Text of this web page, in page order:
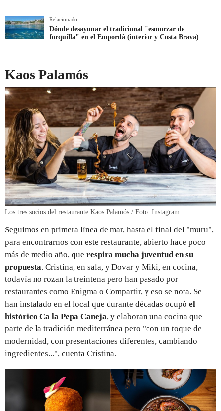
Relacionado
Dónde desayunar el tradicional "esmorzar de
forquilla" en el Empordà (interior y Costa Brava)
Kaos Palamós
Los tres socios del restaurante Kaos Palamós / Foto: Instagram
Seguimos en primera línea de mar, hasta el final del "muru",
para encontrarnos con este restaurante, abierto hace poco
más de medio año, que respira mucha juventud en su
propuesta. Cristina, en sala, y Dovar y Miki, en cocina,
todavía no rozan la treintena pero han pasado por
restaurantes como Enigma o Compartir, y eso se nota. Se
han instalado en el local que durante décadas ocupó el
histórico Ca la Pepa Caneja, y elaboran una cocina que
parte de la tradición mediterránea pero "con un toque de
modernidad, con presentaciones diferentes, cambiando
ingredientes...", cuenta Cristina.